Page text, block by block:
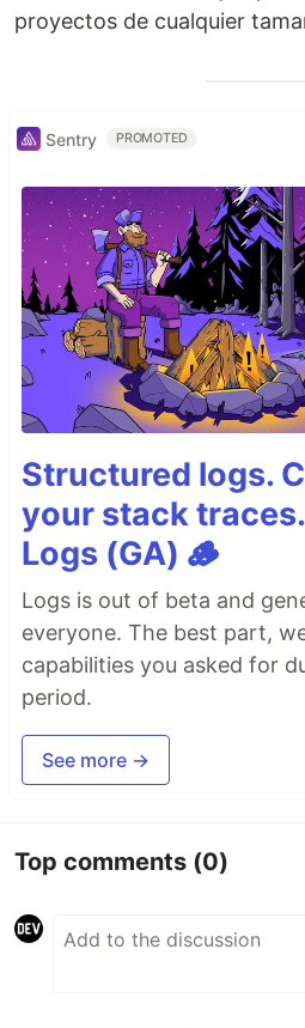
proyectos de cualquier
Sentry PROMOTED
Structured logs.
your stack
Logs (GA) 🪵
Logs is out of beta and
everyone. The best part,
capabilities you asked for
period.
See more →
Top comments (0)